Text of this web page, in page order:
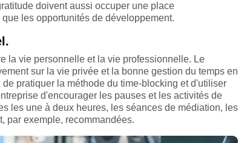
doivent aussi occuper une place
les opportunités de développement.
la vie personnelle et la vie professionnelle. Le
sur la vie privée et la bonne gestion du temps en
pratiquer la méthode du time-blocking et d'utiliser
d'encourager les pauses et les activités de
les une à deux heures, les séances de médiation, les
par exemple, recommandées.